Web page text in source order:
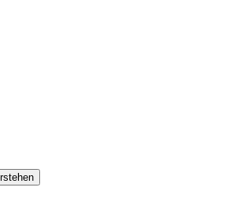
von Bazaarvoice verwaltet und
von Produkt- und Sternebewertungen